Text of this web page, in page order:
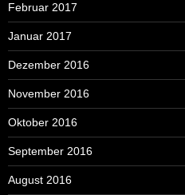
Februar 2017
Januar 2017
Dezember 2016
November 2016
Oktober 2016
September 2016
August 2016